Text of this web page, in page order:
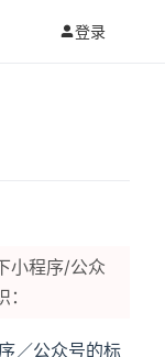
登录
小程序/公众
／公众号的标